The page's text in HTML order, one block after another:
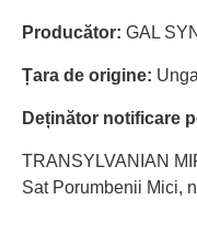
Producător: GAL
Țara de origine:
Deținător notificare
TRANSYLVANIAN
Sat Porumbenii Mici,